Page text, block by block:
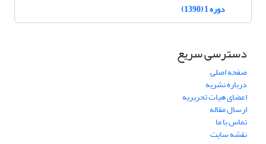
دوره 1 (1390)
دسترسی سریع
صفحه اصلی
درباره نشریه
اعضای هیات تحریریه
ارسال مقاله
تماس با ما
نقشه سایت